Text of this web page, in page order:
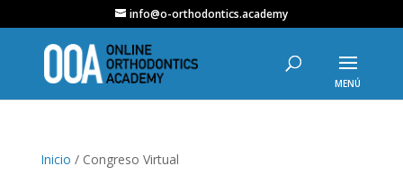
info@o-orthodontics.academy
Inicio / Congreso Virtual